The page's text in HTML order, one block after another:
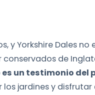
y Yorkshire Dales no
de
un testimonio del
jardines y disfrutar